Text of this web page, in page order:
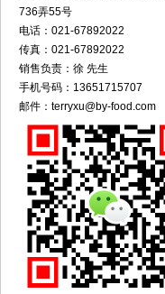
736弄55号
电话：021-67892022
传真：021-67892022
销售负责：徐 先生
手机号码：13651715707
邮件：terryxu@by-food.com
大学 【日本